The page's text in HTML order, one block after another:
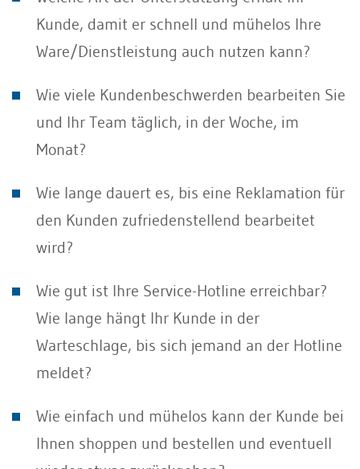
Kunde, damit er schnell und mühelos Ihre
Ware/Dienstleistung auch nutzen kann?
Wie viele Kundenbeschwerden bearbeiten Sie
und Ihr Team täglich, in der Woche, im
Monat?
Wie lange dauert es, bis eine Reklamation für
den Kunden zufriedenstellend bearbeitet
wird?
Wie gut ist Ihre Service-Hotline erreichbar?
Wie lange hängt Ihr Kunde in der
Warteschlage, bis sich jemand an der Hotline
meldet?
Wie einfach und mühelos kann der Kunde bei
Ihnen shoppen und bestellen und eventuell